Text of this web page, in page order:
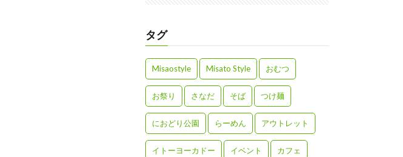
タグ
Misaostyle Misato Style おむつ
お祭り さなだ そば つけ麺
におどり公園 らーめん アウトレット
イトーヨーカドー イベント カフェ